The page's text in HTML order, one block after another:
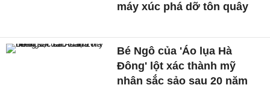
máy xúc phá dỡ tôn quây
Bé Ngô của 'Áo lụa Hà
Đông' lột xác thành mỹ
nhân sắc sảo sau 20 năm